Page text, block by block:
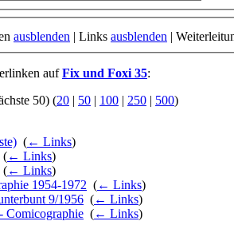
ausblenden | Links ausblenden |
aufFix und Foxi 35:
50) (20 | 50 | 100 | 250 | 500)
(← Links)
(← Links)
(← Links)
1954-1972 (← Links)
9/1956 (← Links)
Comicographie (← Links)